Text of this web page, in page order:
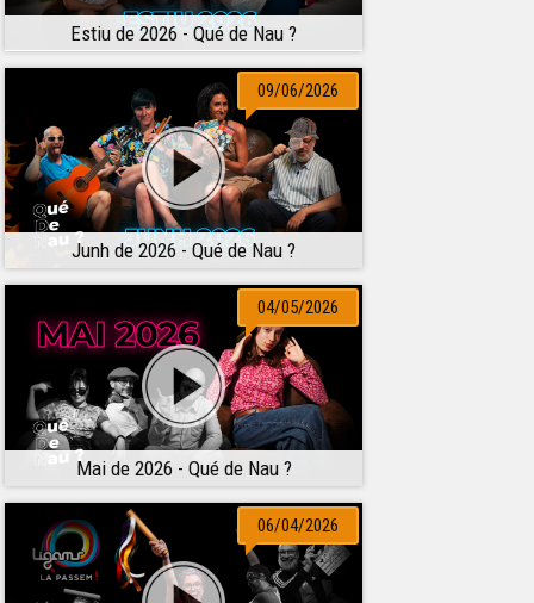
Estiu de 2026 - Qué de Nau ?
Junh de 2026 - Qué de Nau ?
09/06/2026
Mai de 2026 - Qué de Nau ?
04/05/2026
06/04/2026